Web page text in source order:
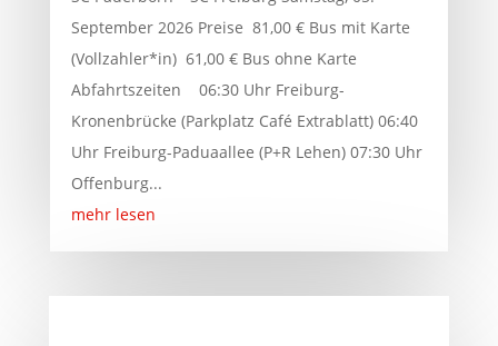
September 2026 Preise 81,00 € Bus mit Karte
(Vollzahler*in) 61,00 € Bus ohne Karte
Abfahrtszeiten 06:30 Uhr Freiburg-
Kronenbrücke (Parkplatz Café Extrablatt) 06:40
Uhr Freiburg-Paduaallee (P+R Lehen) 07:30 Uhr
Offenburg...
mehr lesen